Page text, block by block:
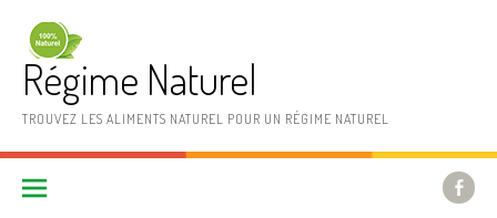
Régime Naturel
TROUVEZ LES ALIMENTS NATUREL POUR UN RÉGIME NATUREL